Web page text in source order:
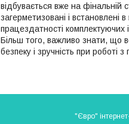
відбувається вже на фінальній
загерметизовані і
працездатності комплектуючих
Більш того, важливо знати, що
безпеку і зручність при роботі